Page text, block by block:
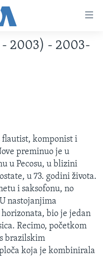
2003) - 2003-
komponist i
preminuo je u
u Pecosu, u blizini
u 73. godini života.
i saksofonu, no
nastojanjima
bio je jedan
Recimo, početkom
brazilskim
koja je kombinirala